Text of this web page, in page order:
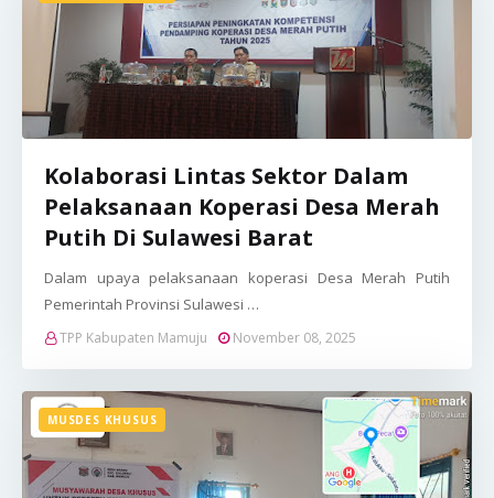
Kolaborasi Lintas Sektor Dalam
Pelaksanaan Koperasi Desa Merah
Putih Di Sulawesi Barat
Dalam upaya pelaksanaan koperasi Desa Merah Putih
Pemerintah Provinsi Sulawesi …
TPP Kabupaten Mamuju November 08, 2025
MUSDES KHUSUS